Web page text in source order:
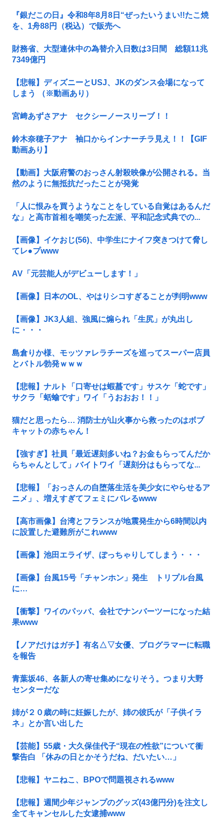
『銀だこの日』令和8年8月8日“ぜったいうまい!!たこ焼
を、1舟88円（税込）で販売へ
財務省、大型連休中の為替介入日数は3日間 総額11兆
7349億円
【悲報】ディズニーとUSJ、JKのダンス会場になって
しまう （※動画あり）
宮﨑あずさアナ セクシーノースリーブ！！
鈴木奈穂子アナ 袖口からインナーチラ見え！！【GIF
動画あり】
【動画】大阪府警のおっさん射殺映像が公開される。当
然のように無抵抗だったことが発覚
「人に恨みを買うようなことをしている自覚はあるんだ
な」と高市首相を嘲笑った左派、平和記念式典での...
【画像】イケおじ(56)、中学生にナイフ突きつけて脅し
てレ●プwww
AV「元芸能人がデビューします！」
【画像】日本のOL、やはりシコすぎることが判明www
【画像】JK3人組、強風に煽られ「生尻」が丸出し
に・・・
島倉りか様、モッツァレラチーズを巡ってスーパー店員
とバトル勃発ｗｗｗ
【悲報】ナルト「口寄せは蝦蟇です」サスケ「蛇です」
サクラ「蛞蝓です」ワイ「うおおお！！」
猫だと思ったら… 消防士が山火事から救ったのはボブ
キャットの赤ちゃん！
【強すぎ】社員「最近遅刻多いね？お金もらってんだか
らちゃんとして」バイトワイ「遅刻分はもらってな...
【悲報】「おっさんの自堕落生活を美少女にやらせるア
ニメ」、増えすぎてフェミにバレるwww
【高市画像】台湾とフランスが地震発生から6時間以内
に設置した避難所がこれwww
【画像】池田エライザ、ぽっちゃりしてしまう・・・
【画像】台風15号「チャンホン」発生 トリプル台風
に…
【衝撃】ワイのパッパ、会社でナンバーツーになった結
果www
【ノアだけはガチ】有名△▽女優、プログラマーに転職
を報告
青葉坂46、各新人の寄せ集めになりそう。つまり大野
センターだな
姉が２０歳の時に妊娠したが、姉の彼氏が「子供イラ
ネ」とか言い出した
【芸能】55歳・大久保佳代子“現在の性欲”について衝
撃告白 「休みの日とかそうだね、だいたい…」
【悲報】ヤニねこ、BPOで問題視されるwww
【悲報】週間少年ジャンプのグッズ(43億円分)を注文し
全てキャンセルした女逮捕www